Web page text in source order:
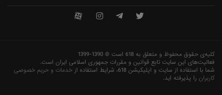
کلیه‌ی حقوق محفوظ و متعلق به 618 است © 1390-1399
فعاليت‌های اين سايت تابع قوانين و مقررات جمهوری اسلامی ايران است.
شما با استفاده از سایت و اپلیکیشن 618، شرایط استفاده از
خدمات و حریم خصوصی
کاربران را پذیرفته اید.